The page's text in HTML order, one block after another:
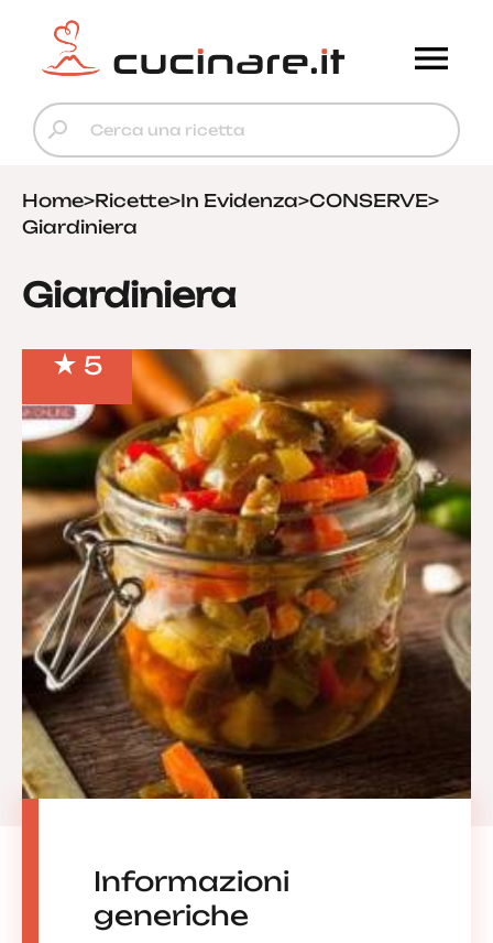
Home>Ricette>In Evidenza>CONSERVE>
Giardiniera
Giardiniera
5
Informazioni
generiche